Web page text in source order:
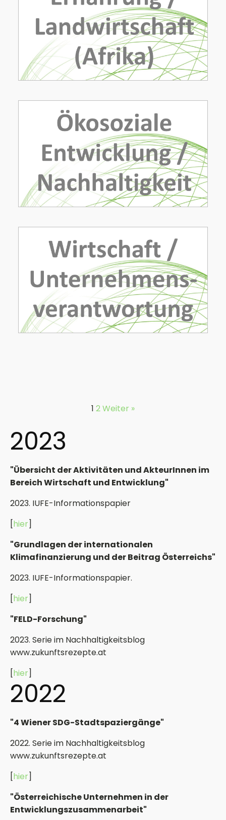
1 2Weiter »
2023
"Übersicht der Aktivitäten und AkteurInnen im
Bereich Wirtschaft und Entwicklung"
2023. IUFE-Informationspapier
[hier]
"Grundlagen der internationalen
Klimafinanzierung und der Beitrag Österreichs"
2023. IUFE-Informationspapier.
[hier]
"FELD-Forschung"
2023. Serie im Nachhaltigkeitsblog
www.zukunftsrezepte.at
[hier]
2022
"4 Wiener SDG-Stadtspaziergänge"
2022. Serie im Nachhaltigkeitsblog
www.zukunftsrezepte.at
[hier]
"Österreichische Unternehmen in der
Entwicklungszusammenarbeit"